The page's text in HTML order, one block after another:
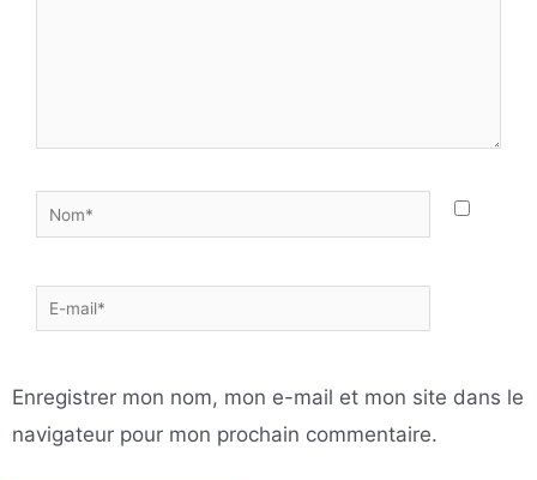
Nom*
E-
mail*
Enregistrer mon nom, mon e-mail et mon site dans le
navigateur pour mon prochain commentaire.